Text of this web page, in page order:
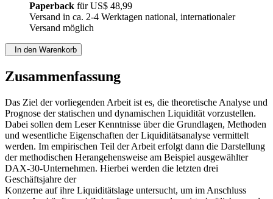
Paperback fürUS$ 48,99
Versand in ca. 2-4 Werktagen national, internationaler
Versand möglich
In den Warenkorb
Zusammenfassung
Das Ziel der vorliegenden Arbeit ist es, die theoretische Analyse und
Prognose der statischen und dynamischen Liquidität vorzustellen.
Dabei sollen dem Leser Kenntnisse über die Grundlagen, Methoden
und wesentliche Eigenschaften der Liquiditätsanalyse vermittelt
werden. Im empirischen Teil der Arbeit erfolgt dann die Darstellung
der methodischen Herangehensweise am Beispiel ausgewählter
DAX-30-Unternehmen. Hierbei werden die letzten drei
Geschäftsjahre der
Konzerne auf ihre Liquiditätslage untersucht, um im Anschluss